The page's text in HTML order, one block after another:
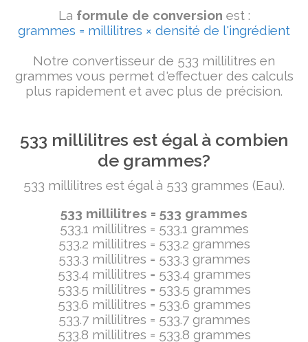
La formule de conversion est :
grammes = millilitres × densité de l'ingrédient
Notre convertisseur de 533 millilitres en
grammes vous permet d'effectuer des calculs
plus rapidement et avec plus de précision.
533 millilitres est égal à combien
de grammes?
533 millilitres est égal à 533 grammes (Eau).
533 millilitres = 533 grammes
533.1 millilitres = 533.1 grammes
533.2 millilitres = 533.2 grammes
533.3 millilitres = 533.3 grammes
533.4 millilitres = 533.4 grammes
533.5 millilitres = 533.5 grammes
533.6 millilitres = 533.6 grammes
533.7 millilitres = 533.7 grammes
533.8 millilitres = 533.8 grammes